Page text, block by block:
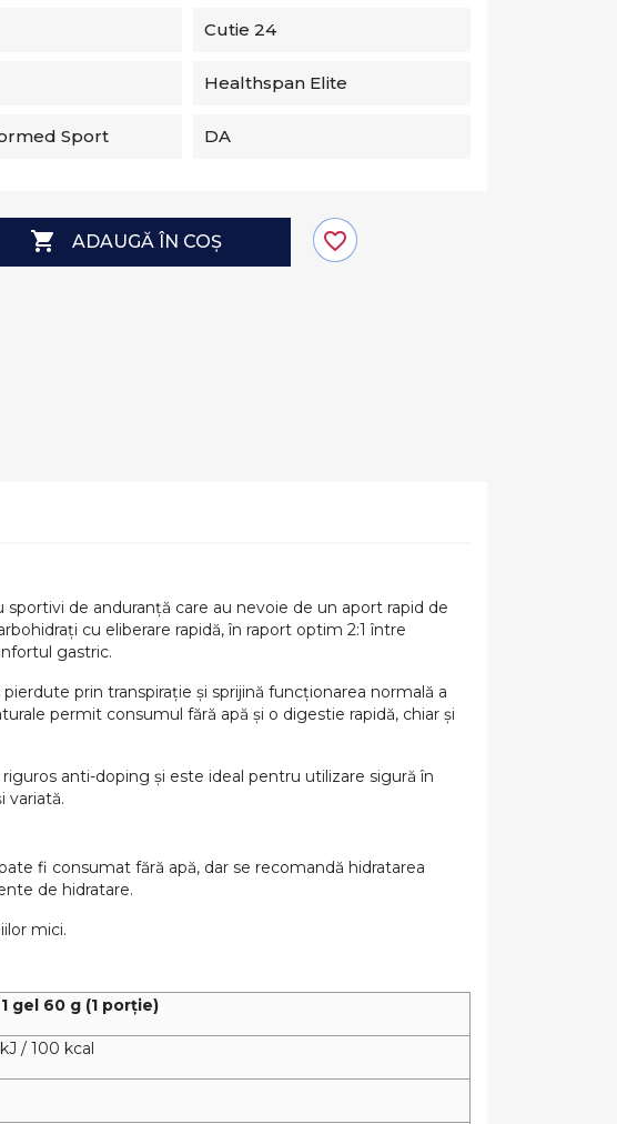
Cutie 24
Healthspan Elite
Sport DA
 ADAUGĂ ÎN COȘ favorite_border
de anduranță care au nevoie de un aport rapid de
cu eliberare rapidă, în raport optim 2:1 între
gastric.
prin transpirație și sprijină funcționarea normală a
permit consumul fără apă și o digestie rapidă, chiar și
anti-doping și este ideal pentru utilizare sigură în
variată.
fi consumat fără apă, dar se recomandă hidratarea
de hidratare.
mici.
gel 60 g (1 porție)
/ 100 kcal